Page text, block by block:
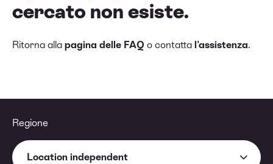
cercato non esiste.
Ritorna alla pagina delle FAQ o contatta l'assistenza.
Regione
Location independent